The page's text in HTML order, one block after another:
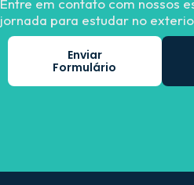
Entre em contato com nossos
jornada para estudar no
Enviar
Formulário